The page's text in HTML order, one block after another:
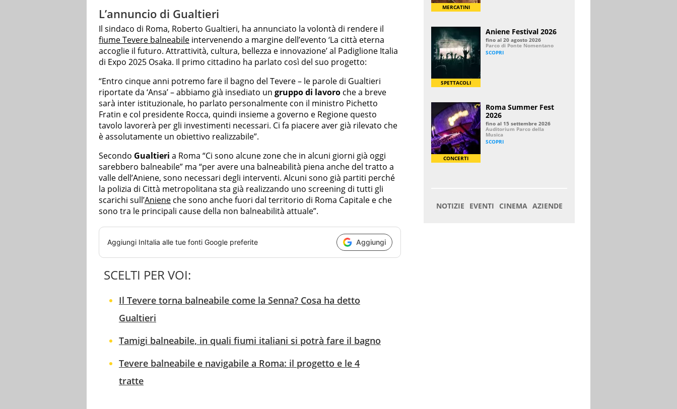
L’annuncio di Gualtieri
Il sindaco di Roma, Roberto Gualtieri, ha annunciato la volontà di rendere il
fiume Tevere balneabile intervenendo a margine dell’evento ‘La città eterna
accoglie il futuro. Attrattività, cultura, bellezza e innovazione’ al Padiglione Italia
di Expo 2025 Osaka. Il primo cittadino ha parlato così del suo progetto:
“Entro cinque anni potremo fare il bagno del Tevere – le parole di Gualtieri
riportate da ‘Ansa’ – abbiamo già insediato un gruppo di lavoro che a breve
sarà inter istituzionale, ho parlato personalmente con il ministro Pichetto
Fratin e col presidente Rocca, quindi insieme a governo e Regione questo
tavolo lavorerà per gli investimenti necessari. Ci fa piacere aver già rilevato che
è assolutamente un obiettivo realizzabile”.
Secondo Gualtieri a Roma “Ci sono alcune zone che in alcuni giorni già oggi
sarebbero balneabile” ma “per avere una balneabilità piena anche del tratto a
valle dell’Aniene, sono necessari degli interventi. Alcuni sono già partiti perché
la polizia di Città metropolitana sta già realizzando uno screening di tutti gli
scarichi sull’Aniene che sono anche fuori dal territorio di Roma Capitale e che
sono tra le principali cause della non balneabilità attuale”.
Aggiungi InItalia alle tue fonti Google preferite Aggiungi
SCELTI PER VOI:
Il Tevere torna balneabile come la Senna? Cosa ha detto
Gualtieri
Tamigi balneabile, in quali fiumi italiani si potrà fare il bagno
Tevere balneabile e navigabile a Roma: il progetto e le 4
tratte